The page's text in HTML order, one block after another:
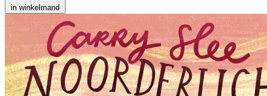
in winkelmand